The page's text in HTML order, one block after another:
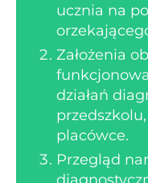
ucznia na
Założenia
działań
placówce.
Przegląd